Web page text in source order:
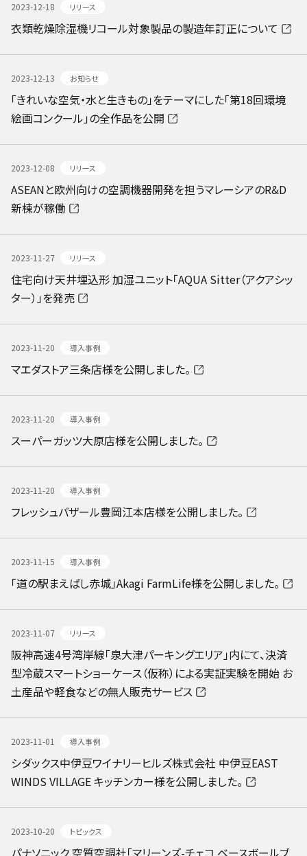
2023-12-18 リリース
衣類乾燥除湿機リコール対象製品の製造年訂正について
2023-12-13 お知らせ
「きれいな空気・水と生きもの」をテーマにした「第18回環境
絵画コンクール」の全作品を公開
2023-12-08 リリース
ASEANと欧州向けの空調機器開発を担うマレーシアのR&D
新棟が稼働
2023-11-27 リリース
住宅向け天井埋込形 加湿ユニット「AQUA Sitter（アクアシッ
ター）」を発売
2023-11-20 導入事例
マエダストア三条店様を公開しました。
2023-11-20 導入事例
スーパーガッツ大原店様を公開しました。
2023-11-20 導入事例
フレッシュバザール豊岡江本店様を公開しました。
2023-11-15 導入事例
「道の駅まえばし赤城」Akagi FarmLife様を公開しました。
2023-11-07 リリース
阪神高速4号湾岸線「泉大津パーキングエリア」内にて、決済
型冷蔵スマートショーケース（仮称）による実証実験を開始 お
土産品や軽食などの無人販売サービス
2023-11-01 導入事例
シダックス中伊豆ワイナリーヒルズ株式会社 中伊豆EAST
WINDS VILLAGE キッチンカー様を公開しました。
2023-10-20 トピックス